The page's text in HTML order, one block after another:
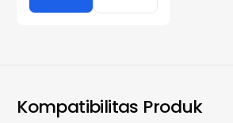
Kompatibilitas Produk